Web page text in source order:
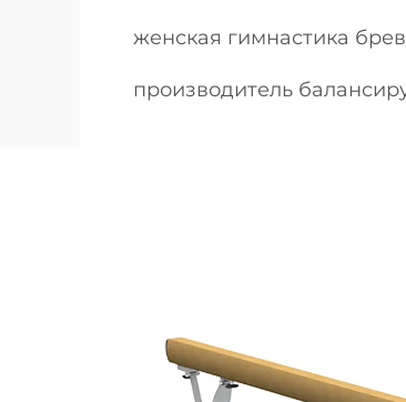
женская гимнастика
производитель